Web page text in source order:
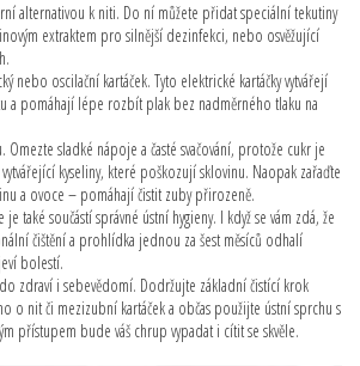
alternativou k niti. Do ní můžete přidat speciální tekutiny
extraktem pro silnější dezinfekci, nebo osvěžující
nebo oscilační kartáček. Tyto elektrické kartáčky vytvářejí
a pomáhají lépe rozbít plak bez nadměrného tlaku na
Omezte sladké nápoje a časté svačování, protože cukr je
kyseliny, které poškozují sklovinu. Naopak zařaďte
a ovoce – pomáhají čistit zuby přirozeně.
také součástí správné ústní hygieny. I když se vám zdá, že
čištění a prohlídka jednou za šest měsíců odhalí
bolestí.
zdraví i sebevědomí. Dodržujte základní čistící krok
o nit či mezizubní kartáček a občas použijte ústní sprchu s
přístupem bude váš chrup vypadat i cítit se skvěle.